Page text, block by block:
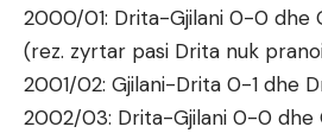
2000/01: Drita-Gjilani 0-0 dhe
(rez. zyrtar pasi Drita nuk
2001/02: Gjilani-Drita 0-1 dhe
2002/03: Drita-Gjilani 0-0 dhe